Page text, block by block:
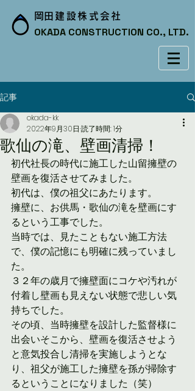
​岡田建設株式会社
OKADA CONSTRUCTION CO., LTD.
記事
歌仙の滝、壁画清掃！
okada-kk
2022年9月30日 読了時間: 1分
初代社長の時代に施工した山留擁壁の
壁画を復活させてみました。
初代は、僕の祖父にあたります。
擁壁に、お供馬・歌仙の滝を壁画にす
るという工事でした。
当時では、見たこともない施工方法
で、僕の記憶にも明確に残っていまし
た。
３２年の歳月で擁壁面にコケや汚れが
付着し壁画も見えない状態で悲しい気
持ちでした。
その頃、当時擁壁を設計した監督様に
出会いそこから、壁画を復活させよう
と意気投合し清掃を実施しようとな
り、祖父が施工した擁壁を孫が掃除す
るということになりました（笑）